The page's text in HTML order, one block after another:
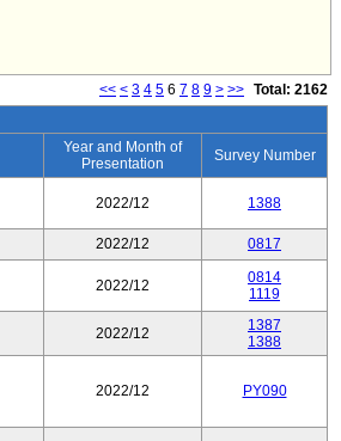
<< < 3 4 5 6 7 8 9 > >> Total: 2162
Year and Month of
Presentation
Survey Number
2022/12 1388
2022/12
0817
2022/12
0814
1119
2022/12
1387
1388
2022/12 PY090